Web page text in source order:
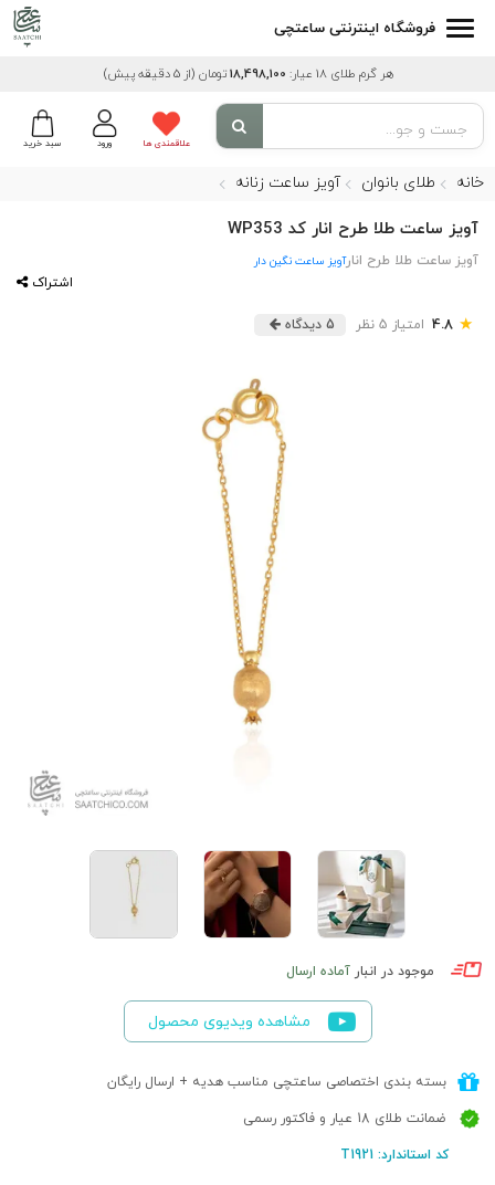
فروشگاه اینترنتی ساعتچی
هر گرم طلای 18 عیار: 18,498,100 تومان (از 5 دقیقه پیش)
سبد خرید ورود علاقمندی ها
خانه طلای بانوان آویز ساعت زنانه
آویز ساعت طلا طرح انار کد WP353
آویز ساعت طلا طرح انارآویز ساعت نگین دار
اشتراک
★
4.8 امتیاز 5 نظر 5 دیدگاه
موجود در انبار آماده ارسال
مشاهده ویدیوی محصول
بسته بندی اختصاصی ساعتچی مناسب هدیه + ارسال رایگان
ضمانت طلای 18 عیار و فاکتور رسمی
کد استاندارد: T1921